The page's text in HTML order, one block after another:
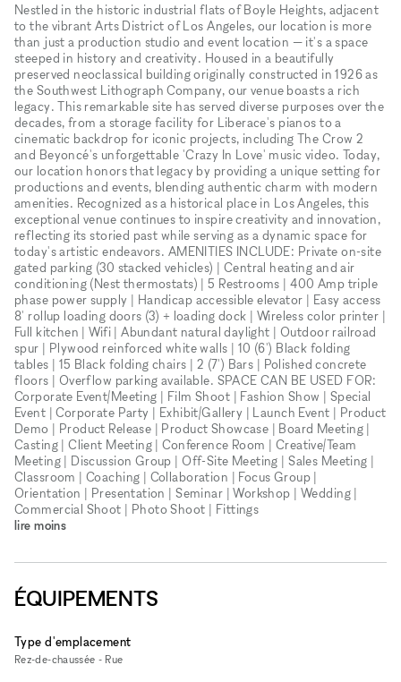
Nestled in the historic industrial flats of Boyle Heights, adjacent
to the vibrant Arts District of Los Angeles, our location is more
than just a production studio and event location — it's a space
steeped in history and creativity. Housed in a beautifully
preserved neoclassical building originally constructed in 1926 as
the Southwest Lithograph Company, our venue boasts a rich
legacy. This remarkable site has served diverse purposes over the
decades, from a storage facility for Liberace's pianos to a
cinematic backdrop for iconic projects, including The Crow 2
and Beyoncé's unforgettable 'Crazy In Love' music video. Today,
our location honors that legacy by providing a unique setting for
productions and events, blending authentic charm with modern
amenities. Recognized as a historical place in Los Angeles, this
exceptional venue continues to inspire creativity and innovation,
reflecting its storied past while serving as a dynamic space for
today's artistic endeavors. AMENITIES INCLUDE: Private on-site
gated parking (30 stacked vehicles) | Central heating and air
conditioning (Nest thermostats) | 5 Restrooms | 400 Amp triple
phase power supply | Handicap accessible elevator | Easy access
8' rollup loading doors (3) + loading dock | Wireless color printer |
Full kitchen | Wifi | Abundant natural daylight | Outdoor railroad
spur | Plywood reinforced white walls | 10 (6') Black folding
tables | 15 Black folding chairs | 2 (7') Bars | Polished concrete
floors | Overflow parking available. SPACE CAN BE USED FOR:
Corporate Event/Meeting | Film Shoot | Fashion Show | Special
Event | Corporate Party | Exhibit/Gallery | Launch Event | Product
Demo | Product Release | Product Showcase | Board Meeting |
Casting | Client Meeting | Conference Room | Creative/Team
Meeting | Discussion Group | Off-Site Meeting | Sales Meeting |
Classroom | Coaching | Collaboration | Focus Group |
Orientation | Presentation | Seminar | Workshop | Wedding |
Commercial Shoot | Photo Shoot | Fittings
lire moins
ÉQUIPEMENTS
Type d'emplacement
Rez-de-chaussée - Rue